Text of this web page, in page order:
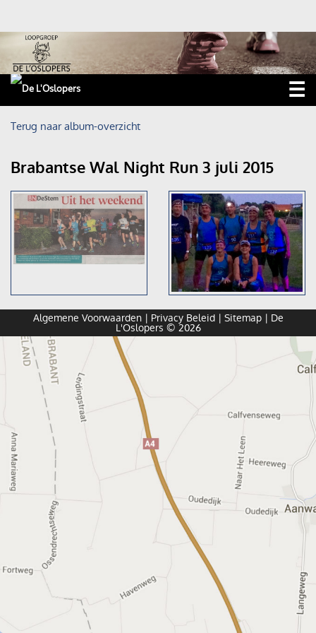
☰
Home
Wedstrijden
Roparun
Ossendrechtse Kermisloop
Contact
Terug naar album-overzicht
Brabantse Wal Night Run 3 juli 2015
Algemene Voorwaarden| Privacy Beleid| Sitemap| De
L'Oslopers © 2026